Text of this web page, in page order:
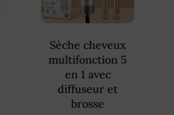
Sèche cheveux
multifonction 5
en 1 avec
diffuseur et
brosse